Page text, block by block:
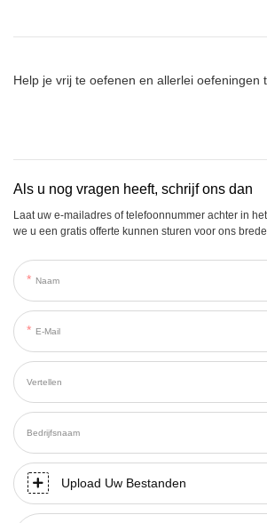
Help je vrij te oefenen en allerlei oefeningen
Als u nog vragen heeft, schrijf ons dan
Laat uw e-mailadres of telefoonnummer achter in
we u een gratis offerte kunnen sturen voor ons
Naam
E-Mail
Vertellen
Bedrijfsnaam
Upload Uw Bestanden